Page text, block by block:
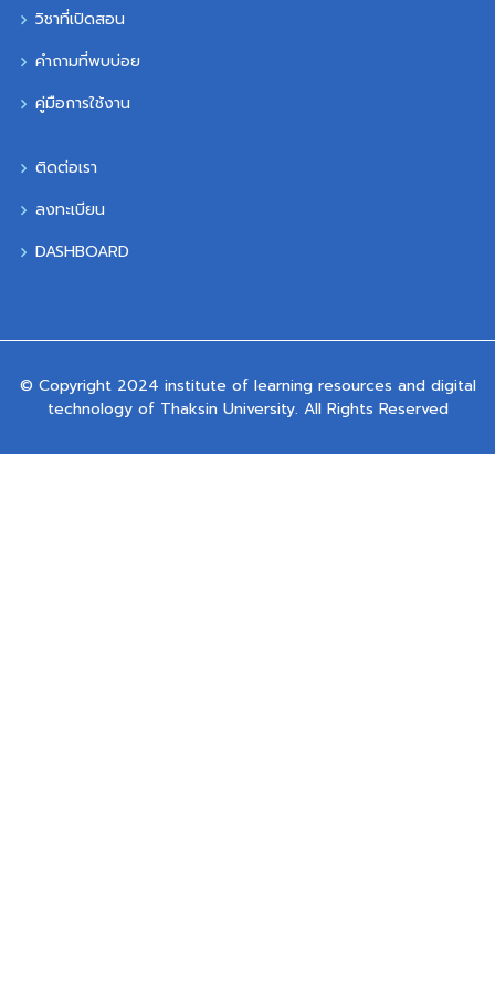
วิชาที่เปิดสอน
คำถามที่พบบ่อย
คู่มือการใช้งาน
ติดต่อเรา
ลงทะเบียน
DASHBOARD
© Copyright 2024 institute of learning resources and digital
technology of Thaksin University. All Rights Reserved